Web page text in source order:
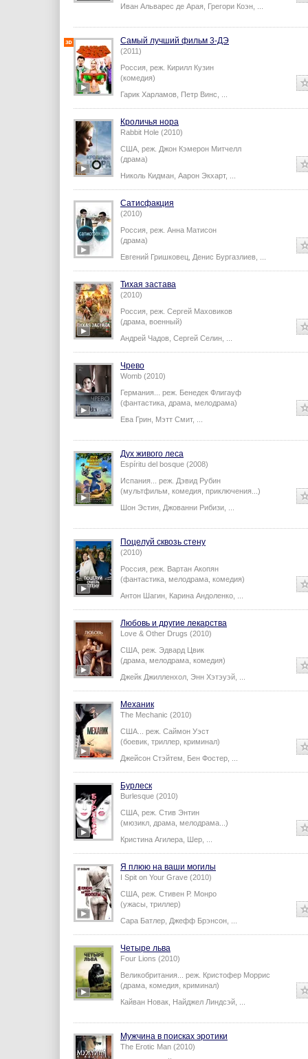
Иван Альварес де Арая
Грегори Коэн
Самый лучший фильм 3-ДЭ
(2011)
Россия, реж. Кирилл Кузин
(комедия)
Гарик Харламов Петр Винс
Кроличья нора
Rabbit Hole (2010)
США, реж. Джон Кэмерон Митчелл
(драма)
Николь Кидман Аарон Экхарт,
Сатисфакция
(2010)
Россия, реж. Анна Матисон
(драма)
Евгений Гришковец Денис Бургазлиев
Тихая застава
(2010)
Россия, реж. Сергей Маховиков
(драма, военный)
Андрей Чадов Сергей Селин
Чрево
Womb (2010)
Германия... реж. Бенедек Флигауф
(фантастика, драма, мелодрама)
Ева Грин Мэтт Смит,
Дух живого леса
Espíritu del bosque (2008)
Испания... реж. Дэвид Рубин
(мультфильм, комедия, приключения...)
Шон Эстин Джованни Рибизи
Поцелуй сквозь стену
(2010)
Россия, реж. Вартан Акопян
(фантастика, мелодрама, комедия)
Антон Шагин Карина Андоленко
Любовь и другие лекарства
Love & Other Drugs (2010)
США, реж. Эдвард Цвик
(драма, мелодрама, комедия)
Джейк Джилленхол Энн Хэтэуэй
Механик
The Mechanic (2010)
США... реж. Саймон Уэст
(боевик, триллер, криминал)
Джейсон Стэйтем
Бен Фостер
Бурлеск
Burlesque (2010)
США, реж. Стив Энтин
(мюзикл, драма, мелодрама...)
Кристина Агилера Шер
Я плюю на ваши могилы
I Spit on Your Grave (2010)
США, реж. Стивен Р. Монро
(ужасы, триллер)
Сара Батлер Джефф Брэнсон
Четыре льва
Four Lions (2010)
Великобритания... реж. Кристофер Моррис
(драма, комедия, криминал)
Кайван Новак Найджел Линдсэй
Мужчина в поисках эротики
The Erotic Man (2010)